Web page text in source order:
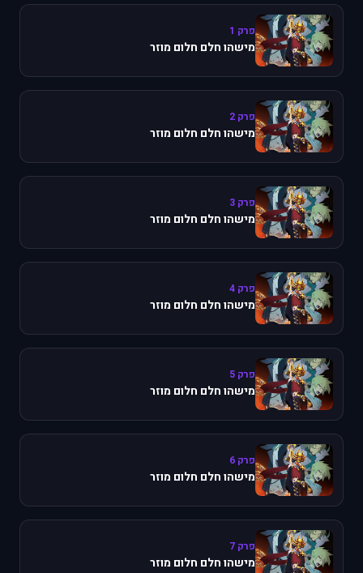
פרק 1
מישהו חלם חלום מוזר
פרק 2
מישהו חלם חלום מוזר
פרק 3
מישהו חלם חלום מוזר
פרק 4
מישהו חלם חלום מוזר
פרק 5
מישהו חלם חלום מוזר
פרק 6
מישהו חלם חלום מוזר
פרק 7
מישהו חלם חלום מוזר